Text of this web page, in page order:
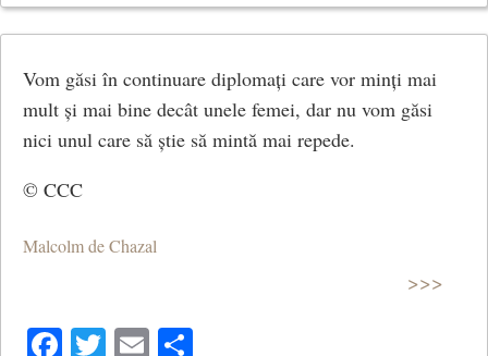
Vom găsi în continuare diplomați care vor minți mai
mult și mai bine decât unele femei, dar nu vom găsi
nici unul care să știe să mintă mai repede.
© CCC
Malcolm de Chazal
>>>
Facebook
Twitter
Email